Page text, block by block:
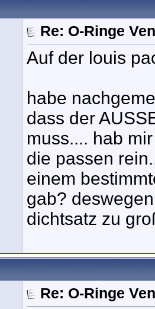
Re: O-Ringe
Auf der louis
habe
dass der
muss.... hab
die passen
einem
gab?
dichtsatz zu
Re: O-Ringe